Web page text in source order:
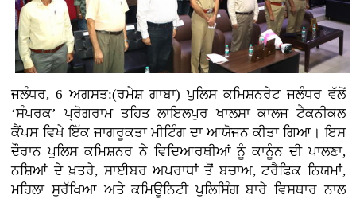
ਜਲੰਧਰ, 6 ਅਗਸਤ:(ਰਮੇਸ਼ ਗਾਬਾ) ਪੁਲਿਸ ਕਮਿਸ਼ਨਰੇਟ ਜਲੰਧਰ ਵੱਲੋਂ
‘ਸੰਪਰਕ’ ਪ੍ਰੋਗਰਾਮ ਤਹਿਤ ਲਾਇਲਪੁਰ ਖਾਲਸਾ ਕਾਲਜ ਟੈਕਨੀਕਲ
ਕੈਂਪਸ ਵਿਖੇ ਇੱਕ ਜਾਗਰੂਕਤਾ ਮੀਟਿੰਗ ਦਾ ਆਯੋਜਨ ਕੀਤਾ ਗਿਆ। ਇਸ
ਦੌਰਾਨ ਪੁਲਿਸ ਕਮਿਸ਼ਨਰ ਨੇ ਵਿਦਿਆਰਥੀਆਂ ਨੂੰ ਕਾਨੂੰਨ ਦੀ ਪਾਲਣਾ,
ਨਸ਼ਿਆਂ ਦੇ ਖ਼ਤਰੇ, ਸਾਈਬਰ ਅਪਰਾਧਾਂ ਤੋਂ ਬਚਾਅ, ਟਰੈਫਿਕ ਨਿਯਮਾਂ,
ਮਹਿਲਾ ਸੁਰੱਖਿਆ ਅਤੇ ਕਮਿਊਨਿਟੀ ਪੁਲਿਸਿੰਗ ਬਾਰੇ ਵਿਸਥਾਰ ਨਾਲ